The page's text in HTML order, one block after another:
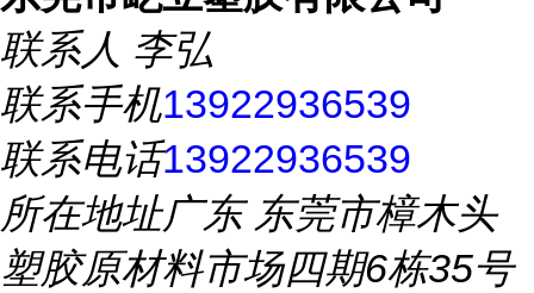
联系人 李弘
联系手机13922936539
联系电话13922936539
所在地址广东 东莞市樟木头
塑胶原材料市场四期6栋35号